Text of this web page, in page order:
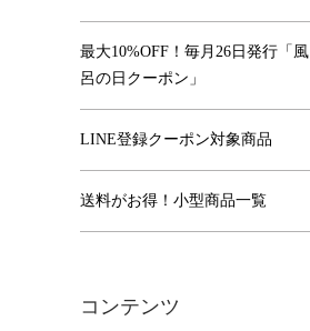
最大10%OFF！毎月26日発行「風
呂の日クーポン」
LINE登録クーポン対象商品
送料がお得！小型商品一覧
コンテンツ